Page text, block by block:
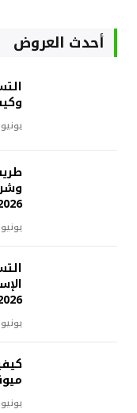
أحدث العروض
يونيو 28, 2026
يونيو 16, 2026
يونيو 8, 2026
يونيو 8, 2026